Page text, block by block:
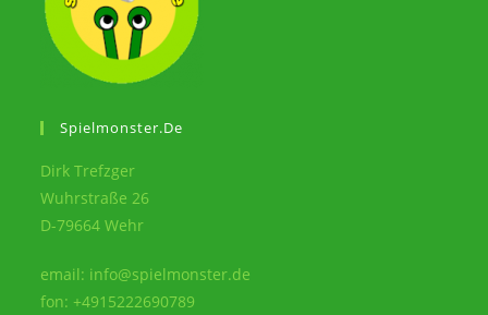
Spielmonster.de
Dirk Trefzger
Wuhrstraße 26
D-79664 Wehr
email: info@spielmonster.de
fon: +4915222690789